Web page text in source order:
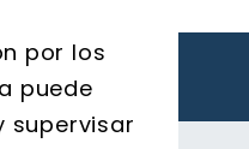
por los
puede
supervisar